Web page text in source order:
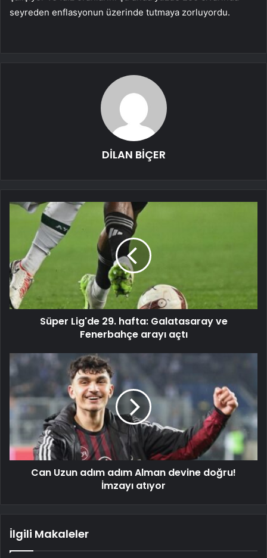
seyreden enflasyonun üzerinde tutmaya zorluyordu.
DİLAN BİÇER
Süper Lig'de 29. hafta: Galatasaray ve
Fenerbahçe arayı açtı
Can Uzun adım adım Alman devine doğru!
İmzayı atıyor
İlgili Makaleler